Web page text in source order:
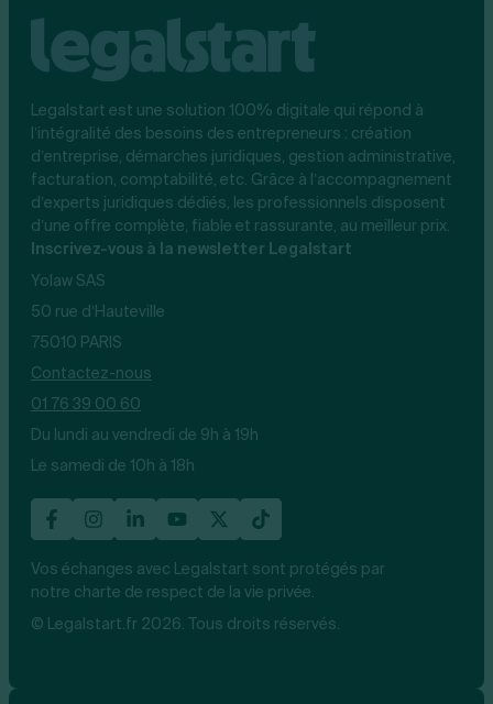
Legalstart est une solution 100% digitale qui répond à
l’intégralité des besoins des entrepreneurs : création
d’entreprise, démarches juridiques, gestion administrative,
facturation, comptabilité, etc. Grâce à l’accompagnement
d’experts juridiques dédiés, les professionnels disposent
d’une offre complète, fiable et rassurante, au meilleur prix.
Inscrivez-vous à la newsletter Legalstart
Yolaw SAS
50 rue d’Hauteville
75010 PARIS
Contactez-nous
01 76 39 00 60
Du lundi au vendredi de 9h à 19h
Le samedi de 10h à 18h
Vos échanges avec Legalstart sont protégés par
notre charte de respect de la vie privée.
© Legalstart.fr 2026. Tous droits réservés.